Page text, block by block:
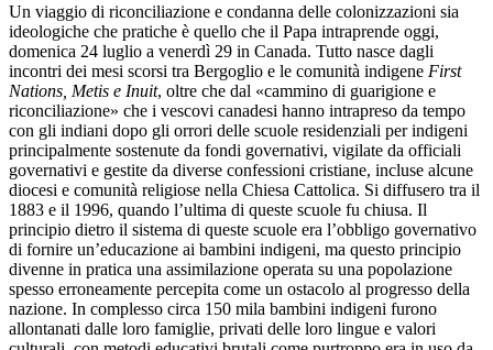
Un viaggio di riconciliazione e condanna delle colonizzazioni sia
ideologiche che pratiche è quello che il Papa intraprende oggi,
domenica 24 luglio a venerdì 29 in Canada. Tutto nasce dagli
incontri dei mesi scorsi tra Bergoglio e le comunità indigene First
Nations, Metis e Inuit, oltre che dal «cammino di guarigione e
riconciliazione» che i vescovi canadesi hanno intrapreso da tempo
con gli indiani dopo gli orrori delle scuole residenziali per indigeni
principalmente sostenute da fondi governativi, vigilate da officiali
governativi e gestite da diverse confessioni cristiane, incluse alcune
diocesi e comunità religiose nella Chiesa Cattolica. Si diffusero tra il
1883 e il 1996, quando l’ultima di queste scuole fu chiusa. Il
principio dietro il sistema di queste scuole era l’obbligo governativo
di fornire un’educazione ai bambini indigeni, ma questo principio
divenne in pratica una assimilazione operata su una popolazione
spesso erroneamente percepita come un ostacolo al progresso della
nazione. In complesso circa 150 mila bambini indigeni furono
allontanati dalle loro famiglie, privati delle loro lingue e valori